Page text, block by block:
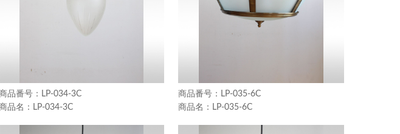
LP-034-3C
LP-034-3C
LP-035-6C
LP-035-6C